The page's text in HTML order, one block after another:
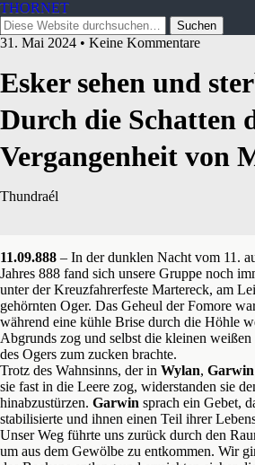
THORNET
31. Mai 2024 • Keine Kommentare
Esker sehen und
Durch die Schatten
Vergangenheit von
Thundraél
11.09.888 – In der dunklen Nacht vom 11.
Jahres 888 fand sich unsere Gruppe noch
unter der Kreuzfahrerfeste Martereck, am
gehörnten Oger. Das Geheul der Fomore
während eine kühle Brise durch die Höhle
Abgrunds zog und selbst die kleinen
des Ogers zum zucken brachte.
Trotz des Wahnsinns, der in Wylan, Garwin
sie fast in die Leere zog, widerstanden sie
hinabzustürzen. Garwin sprach ein Gebet,
stabilisierte und ihnen einen Teil ihrer
Unser Weg führte uns zurück durch den
um aus dem Gewölbe zu entkommen. Wir